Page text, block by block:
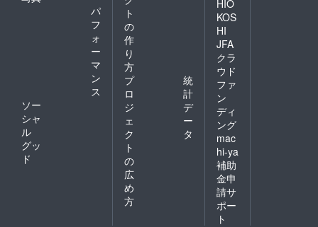
パ
フ
ォ
ー
マ
ン
ス
ソー
シャ
ル
グッ
ド
ト
の
作
り
方
プ
ロ
ジ
ェ
ク
ト
の
広
め
方
統
計
デ
ー
タ
HIO
KOS
HI
JFA
クラ
ウド
ファ
ン
ディ
ング
mac
hi-ya
補助
金申
請サ
ポー
ト